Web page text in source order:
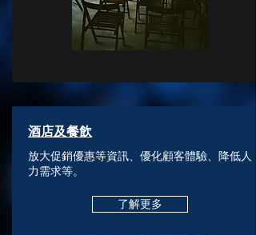
酒店及餐飲
放大促銷優惠等資訊、優化顧客體驗、降低人
力需求等。
了解更多